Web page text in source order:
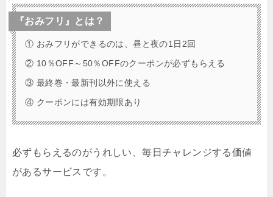
『おみフリ』とは？
① おみフリができるのは、昼と夜の1日2回
② 10％OFF～50％OFFのクーポンが必ずもらえる
③ 最終巻・最新刊以外に使える
④ クーポンには有効期限あり
必ずもらえるのがうれしい、毎日チャレンジする価値
があるサービスです。